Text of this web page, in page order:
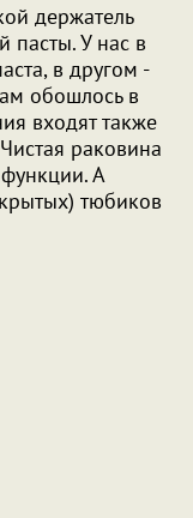
держатель
пасты. У нас в
в другом -
обошлось в
входят также
раковина
А
тюбиков